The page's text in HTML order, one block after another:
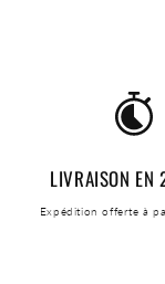
LIVRAISON
Expédition offerte à